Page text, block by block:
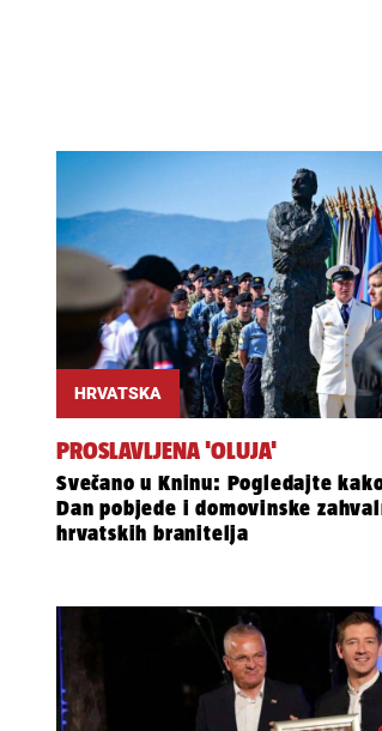
HRVATSKA
PROSLAVLJENA 'OLUJA'
Svečano u Kninu: Pogledajte
Dan pobjede i domovinske
hrvatskih branitelja